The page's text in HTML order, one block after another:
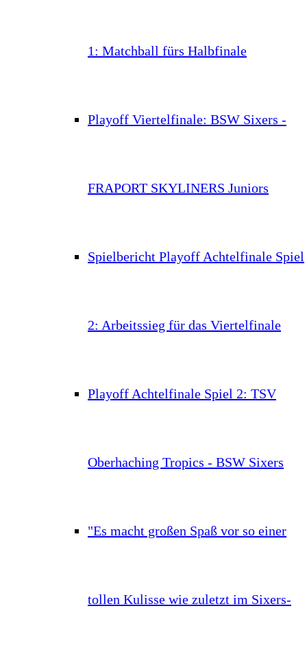
1: Matchball fürs Halbfinale
Playoff Viertelfinale: BSW Sixers -
FRAPORT SKYLINERS Juniors
Spielbericht Playoff Achtelfinale Spiel
2: Arbeitssieg für das Viertelfinale
Playoff Achtelfinale Spiel 2: TSV
Oberhaching Tropics - BSW Sixers
"Es macht großen Spaß vor so einer
tollen Kulisse wie zuletzt im Sixers-